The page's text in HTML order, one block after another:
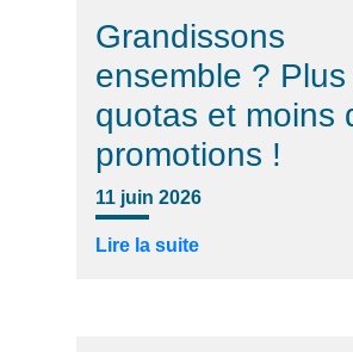
Grandissons
ensemble ? Plus
quotas et moins
promotions !
11 juin 2026
Lire la suite